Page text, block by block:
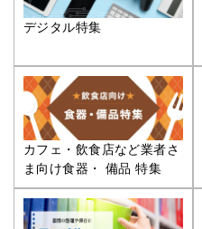
デジタル特集
カフェ・飲食店など業者さ
ま向け食器・ 備品 特集